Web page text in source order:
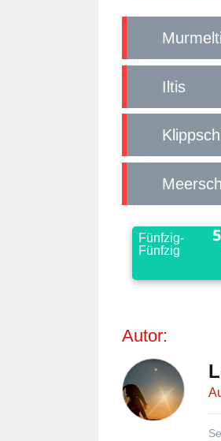
Iltis
Fünfzig-
Fünfzig
Autor: